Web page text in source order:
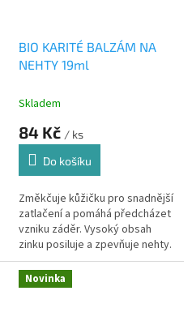
BIO KARITÉ BALZÁM NA
NEHTY 19ml
Skladem
84 Kč / ks
Do košíku
Změkčuje kůžičku pro snadnější
zatlačení a pomáhá předcházet
vzniku záděr. Vysoký obsah
zinku posiluje a zpevňuje nehty.
Novinka